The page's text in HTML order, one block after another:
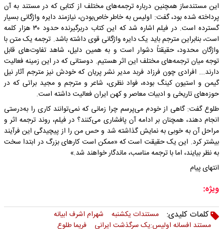
این مستندساز همچنین درباره ترجمه‌های مختلف از کتابی که در مستند به آن
پرداخته شده بود، گفت: اولیس به خاطر خاص‌بودن، نیازمند دایره واژگانی بسیار
گسترده‌ است. در فیلم اشاره شد که این کتاب دربرگیرنده حدود ۳۰ هزار کلمه
است، بنابراین مترجم باید یک دایره واژگانی قوی‌ داشته باشد. ترجمه یک متن با
واژگان محدود، حقیقتاً دشوار است و به همین دلیل، شاهد تفاوت‌های قابل
توجه میان ترجمه‌های مختلف این اثر هستیم. دوستانی که در این زمینه فعالیت
دارند... افرادی چون فرزاد فربد مدیر نشر پریان که خودش نیز مترجم آثار نیل
گیمن و استیون کینگ بوده، فواد نظری، شاعر و مترجم و مجید براتی که در
حوزه‌های تاریخی و ادبیات معاصر و کهن ایران فعالیت داشته است.
طلوع گفت: گاهی از خودم می‌پرسم چرا زمانی که نمی‌توانند کاری را به‌درستی
انجام دهند، همچنان بر ادامه آن پافشاری می‌کنند؟ در فیلم، روند ترجمه اثر و
مراحل آن به خوبی به نمایش گذاشته شد و حس من را از پیچیدگی این فرآیند
بیشتر کرد. این یک حقیقت است که «ممکن است کارهای بزرگ در ابتدا سخت
به نظر بیایند، اما با ترجمه مناسب، ماندگار خواهند شد.»
انتهای پیام
ویژه:
کلمات کلیدی:
مستندات یکشنبه
شهرام اشرف ابیانه
مستند افسانه اولیس:یک سرگذشت ایرانی
فریما طلوع